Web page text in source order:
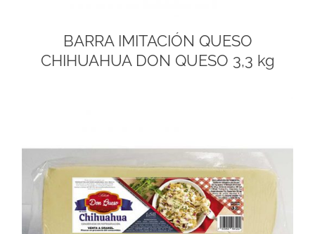
BARRA IMITACIÓN QUESO
CHIHUAHUA DON QUESO 3,3 kg